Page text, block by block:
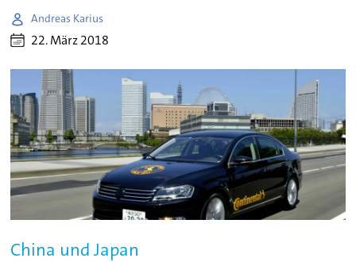
Andreas Karius
22. März 2018
China und Japan